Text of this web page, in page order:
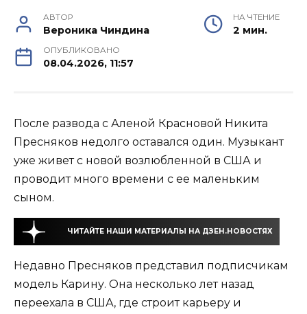
АВТОР
Вероника Чиндина
НА ЧТЕНИЕ
2 мин.
ОПУБЛИКОВАНО
08.04.2026, 11:57
После развода с Аленой Красновой Никита
Пресняков недолго оставался один. Музыкант
уже живет с новой возлюбленной в США и
проводит много времени с ее маленьким
сыном.
ЧИТАЙТЕ НАШИ МАТЕРИАЛЫ НА ДЗЕН.НОВОСТЯХ
Недавно Пресняков представил подписчикам
модель Карину. Она несколько лет назад
переехала в США, где строит карьеру и